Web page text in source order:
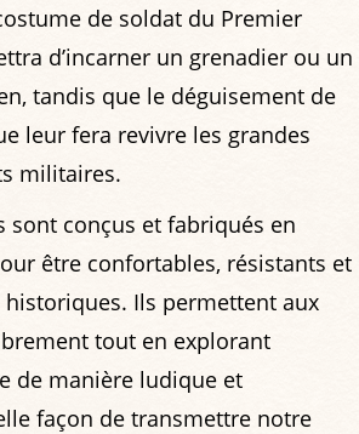
de soldat du Premier
d’incarner un grenadier ou un
tandis que le déguisement de
leur fera revivre les grandes
militaires.
sont conçus et fabriqués en
être confortables, résistants et
Ils permettent aux
tout en explorant
de manière ludique et
façon de transmettre notre